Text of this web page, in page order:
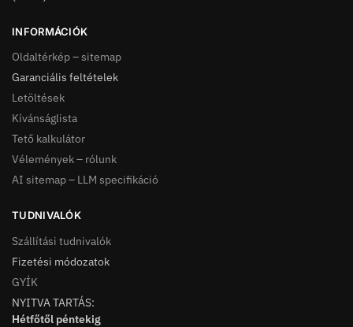
INFORMÁCIÓK
Oldaltérkép – sitemap
Garanciális feltételek
Letöltések
Kívánságlista
Tető kalkulátor
Vélemények – rólunk
AI sitemap – LLM specifikáció
TUDNIVALÓK
Szállítási tudnivalók
Fizetési módozatok
GYÍK
NYITVA TARTÁS:
Hétfőtől péntekig